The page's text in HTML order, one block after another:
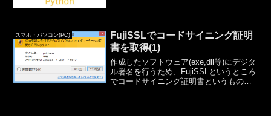
スマホ・パソコン(PC)
FujiSSLでコードサイニング証明
書を取得(1)
作成したソフトウェア(exe,dll等)にデジタ
ル署名を行うため、FujiSSLというところ
でコードサイニング証明書というものを